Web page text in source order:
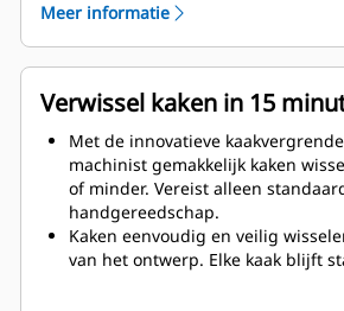
Met een complete Cat
maximale prestaties en totale
Programma's voor de MP zijn
display van de nieuwe generatie.
ondersteuning van uw gehele
terecht op één plaats, bij uw
Meer informatie
Verwissel kaken in 15
Met de innovatieve
machinist gemakkelijk kaken
of minder. Vereist alleen
handgereedschap.
Kaken eenvoudig en veilig
van het ontwerp. Elke kaak blijft